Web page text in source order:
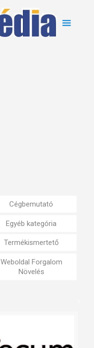
Cégbemutató
Egyéb kategória
Termékismertető
Weboldal Forgalom
Növelés